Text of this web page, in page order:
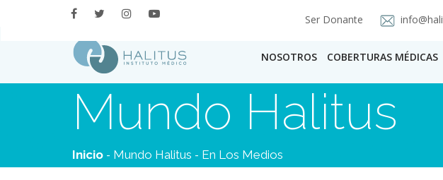
Ser Donante
NOSOTROS COBERTURAS MÉDICAS
Mundo Halitus
Inicio - Mundo Halitus - En Los Medios